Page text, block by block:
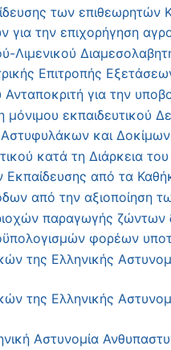
των επιθεωρητών
για την επιχορήγηση
Λιμενικού
Επιτροπής
Ανταποκριτή για την
μόνιμου εκπαιδευτικού
και
κατά τη Διάρκεια
Εκπαίδευσης από τα
από την αξιοποίηση
παραγωγής ζώντων
φορέων
της Ελληνικής
της Ελληνικής
Αστυνομία